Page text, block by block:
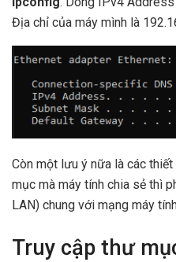
Địa chỉ của máy mình là
Còn một lưu ý nữa là các
mục mà máy tính chia sẻ thì
LAN) chung với mạng máy
Truy cập thư